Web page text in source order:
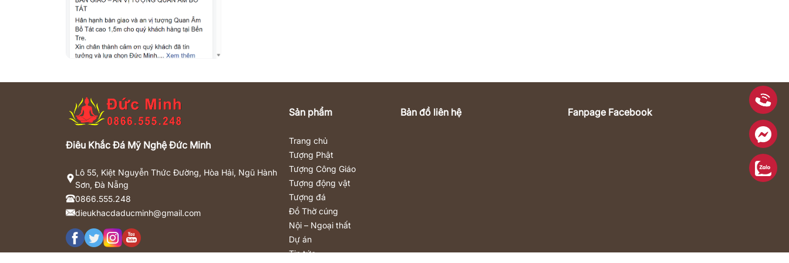
Điêu Khắc Đá Mỹ Nghệ Đức Minh
Lô 55, Kiệt Nguyễn Thức Đường, Hòa Hải, Ngũ Hành
Sơn, Đà Nẵng
0866.555.248
dieukhacdaducminh@gmail.com
Sản phẩm
Trang chủ
Tượng Phật
Tượng Công Giáo
Tượng động vật
Tượng đá
Đồ Thờ cúng
Nội – Ngoại thất
Dự án
Tin tức
Bản đồ liên hệ Fanpage Facebook